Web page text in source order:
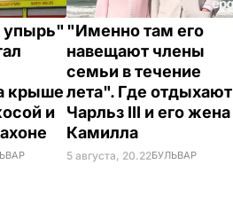
упырь"
крыше
и
"Именно там его
навещают члены
семьи в течение
лета". Где отдыхают
Чарльз III и его жена
Камилла
5 августа, 20.22БУЛЬВАР